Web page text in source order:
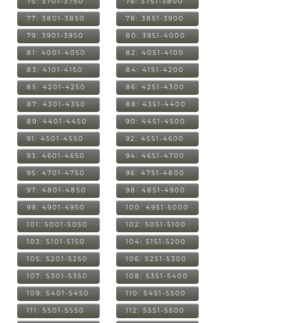
77: 3801-3850 78: 3851-3900
79: 3901-3950 80: 3951-4000
81: 4001-4050 82: 4051-4100
83: 4101-4150 84: 4151-4200
85: 4201-4250 86: 4251-4300
87: 4301-4350 88: 4351-4400
89: 4401-4450 90: 4451-4500
91: 4501-4550 92: 4551-4600
93: 4601-4650 94: 4651-4700
95: 4701-4750 96: 4751-4800
97: 4801-4850 98: 4851-4900
99: 4901-4950 100: 4951-5000
101: 5001-5050 102: 5051-5100
103: 5101-5150 104: 5151-5200
105: 5201-5250 106: 5251-5300
107: 5301-5350 108: 5351-5400
109: 5401-5450 110: 5451-5500
111: 5501-5550 112: 5551-5600